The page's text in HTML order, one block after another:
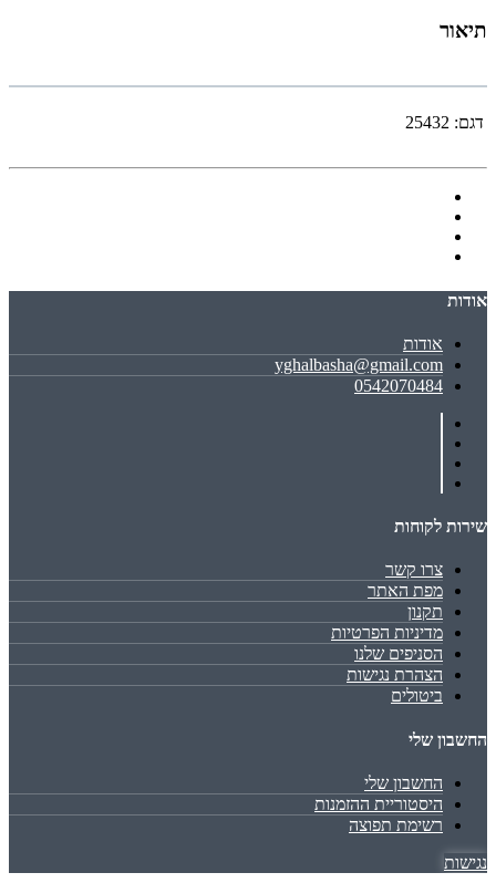
תיאור
דגם: 25432
אודות
אודות
yghalbasha@gmail.com
0542070484
שירות לקוחות
צרו קשר
מפת האתר
תקנון
מדיניות הפרטיות
הסניפים שלנו
הצהרת נגישות
ביטולים
החשבון שלי
החשבון שלי
היסטוריית ההזמנות
רשימת תפוצה
נגישות